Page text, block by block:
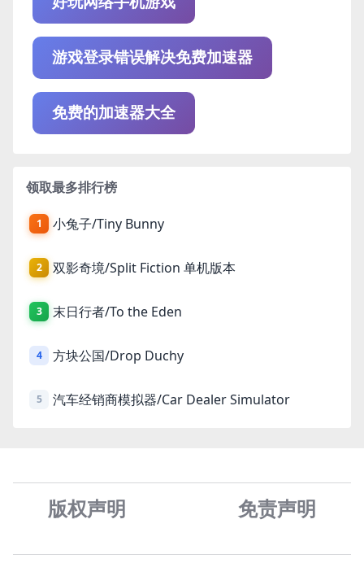
游戏登录错误解决免费加速器
免费的加速器大全
领取最多排行榜
1 小兔子/Tiny Bunny
2 双影奇境/Split Fiction 单机版本
3 末日行者/To the Eden
4 方块公国/Drop Duchy
5 汽车经销商模拟器/Car Dealer Simulator
版权声明 免责声明